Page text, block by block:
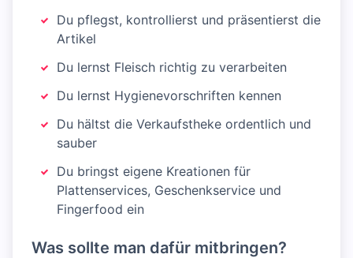
Du pflegst, kontrollierst und präsentierst die
Artikel
Du lernst Fleisch richtig zu verarbeiten
Du lernst Hygienevorschriften kennen
Du hältst die Verkaufstheke ordentlich und
sauber
Du bringst eigene Kreationen für
Plattenservices, Geschenkservice und
Fingerfood ein
Was sollte man dafür mitbringen?